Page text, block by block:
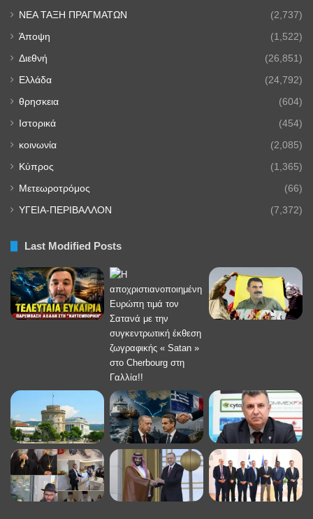
NEA TAΞΗ ΠΡΑΓΜΑΤΩΝ (2,737)
Άποψη (1,522)
Διεθνή (26,851)
Ελλάδα (24,792)
θρησκεια (604)
Ιστορικά (454)
κοινωνία (2,085)
Κύπρος (1,365)
Μετεωροτρόμος (66)
ΥΓΕΙΑ-ΠΕΡΙΒΑΛΛΟΝ (7,372)
Last Modified Posts